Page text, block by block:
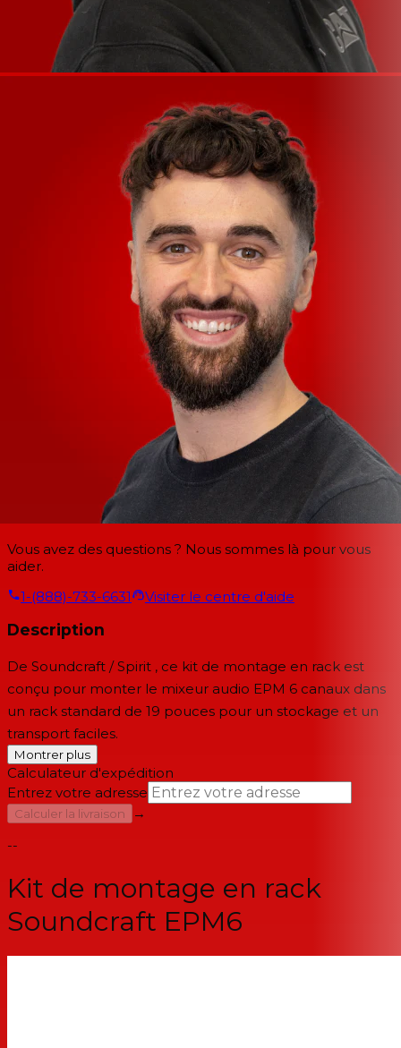
Vous avez des questions ? Nous sommes là pour vous
aider.
1-(888)-733-6631
Visiter le centre d'aide
Description
De Soundcraft / Spirit , ce kit de montage en rack est
conçu pour monter le mixeur audio EPM 6 canaux dans
un rack standard de 19 pouces pour un stockage et un
transport faciles.
Montrer plus
Calculateur d'expédition
Entrez votre adresse
Calculer la livraison
→
--
Kit de montage en rack
Soundcraft EPM6